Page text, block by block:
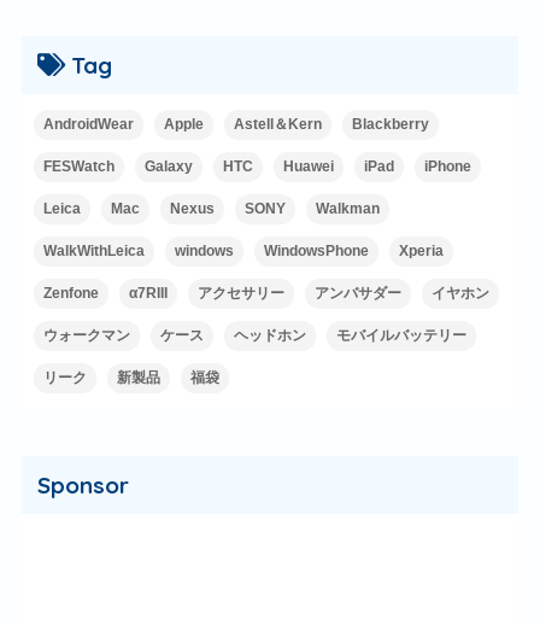
Tag
AndroidWear Apple Astell＆Kern Blackberry
FESWatch Galaxy HTC Huawei iPad iPhone
Leica Mac Nexus SONY Walkman
WalkWithLeica windows WindowsPhone Xperia
Zenfone α7RIII アクセサリー アンバサダー イヤホン
ウォークマン ケース ヘッドホン モバイルバッテリー
リーク 新製品 福袋
Sponsor